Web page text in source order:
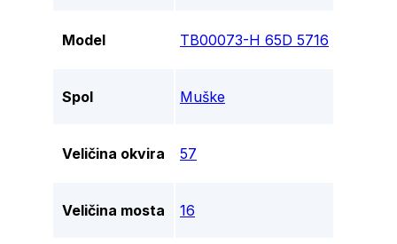
Model TB00073-H 65D 5716
Spol Muške
Veličina okvira 57
Veličina mosta 16